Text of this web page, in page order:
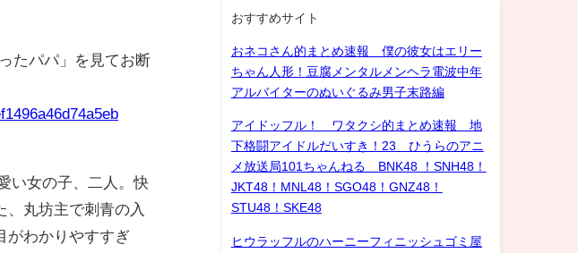
たパパ」を見てお断
い女の子、二人。快
丸坊主で刺青の入
がわかりやすすぎ
おすすめサイト
おネコさん的まとめ速報 僕の彼女はエリー
ちゃん人形！豆腐メンタルメンヘラ電波中年
アルバイターのぬいぐるみ男子末路編
アイドッフル！ ワタクシ的まとめ速報 地
下格闘アイドルだいすき！23 ひうらのアニ
メ放送局101ちゃんねる BNK48 ！SNH48！
JKT48！MNL48！SGO48！GNZ48！
STU48！SKE48
ヒウラッフルのハーニーフィニッシュゴミ屋